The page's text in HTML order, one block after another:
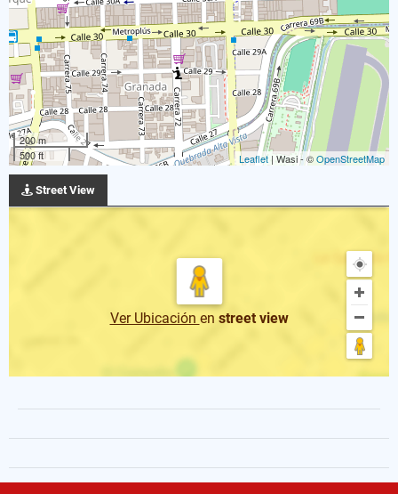
200 m
500 ft
Leaflet | Wasi - ©OpenStreetMap
Street View
Ver Ubicación en street view